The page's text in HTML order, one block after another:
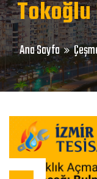
Ana Sayfa